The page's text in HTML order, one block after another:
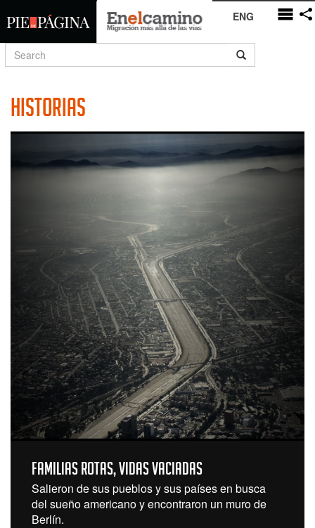
ENG
Historias
Familias rotas, vidas vaciadas
Salieron de sus pueblos y sus países en busca
del sueño americano y encontraron un muro de
Berlín.